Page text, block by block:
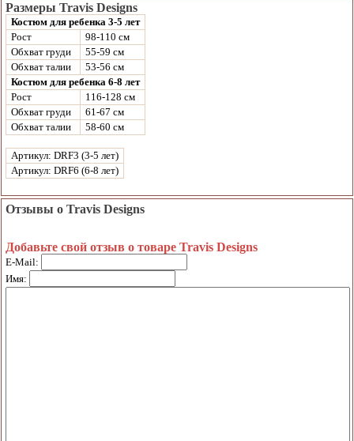
Размеры Travis Designs
Костюм для ребенка 3-5 лет
Рост
98-110 см
Обхват груди
55-59 см
Обхват талии
53-56 см
Костюм для ребенка 6-8 лет
Рост
116-128 см
Обхват груди
61-67 см
Обхват талии
58-60 см
Артикул: DRF3 (3-5 лет)
Артикул: DRF6 (6-8 лет)
Отзывы о Travis Designs
Добавьте свой отзыв о товаре Travis Designs
E-Mail:
Имя: